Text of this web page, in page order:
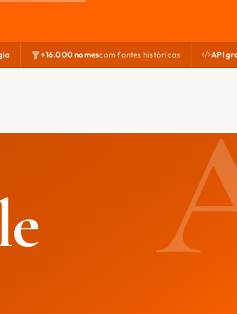
+16.000 nomescom fontes históricas API